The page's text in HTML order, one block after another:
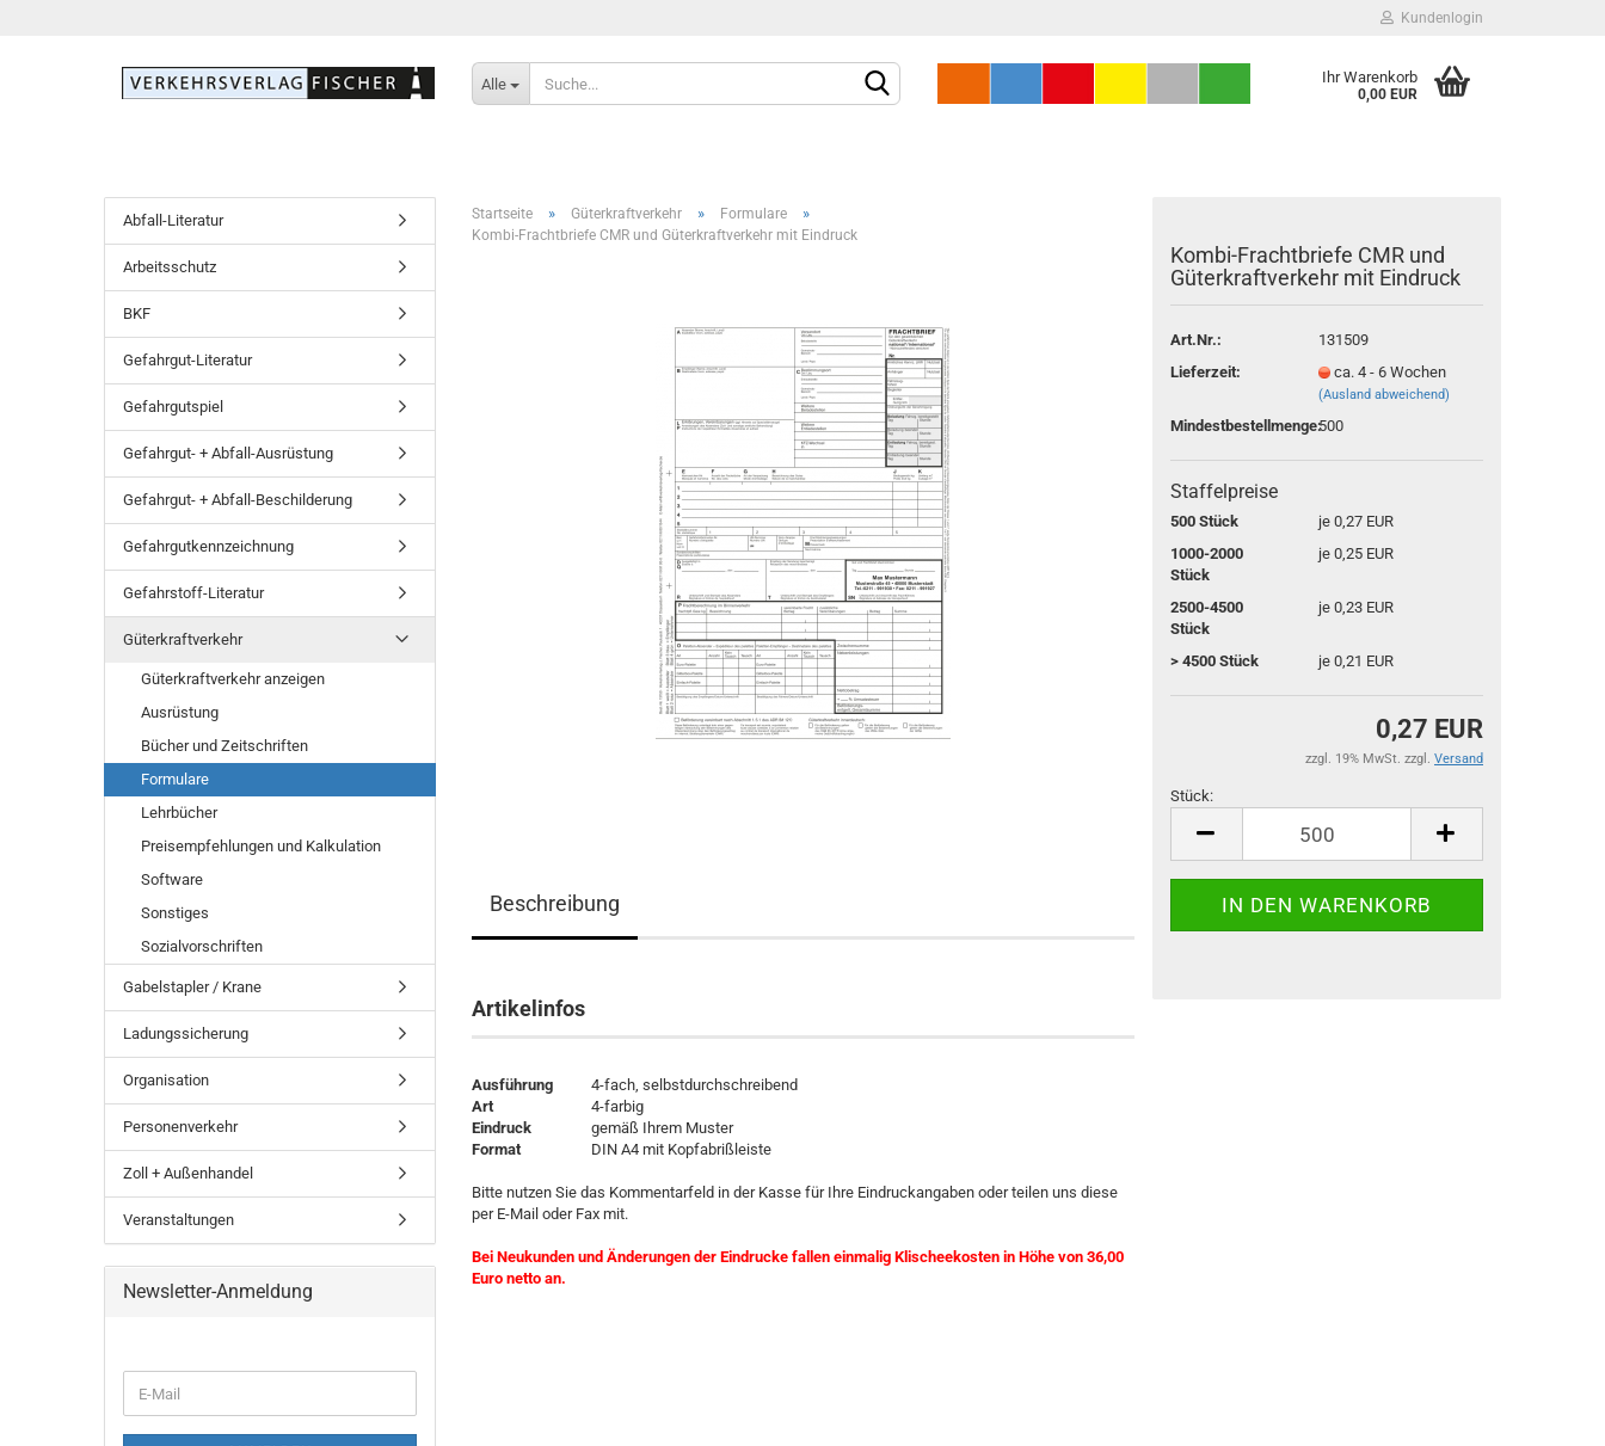
Kundenlogin
Konto erstellen
Passwort vergessen?
Alle Ihr Warenkorb
0,00 EUR
Startseite » Güterkraftverkehr » Formulare »
Kombi-Frachtbriefe CMR und Güterkraftverkehr mit Eindruck
Kombi-Frachtbriefe CMR und
Güterkraftverkehr mit Eindruck
Art.Nr.:
131509
Lieferzeit:
ca. 4 - 6 Wochen
(Ausland abweichend)
Mindestbestellmenge:500
Staffelpreise
500 Stück
je 0,27 EUR
1000-2000
Stück
je 0,25 EUR
2500-4500
Stück
je 0,23 EUR
> 4500 Stück je 0,21 EUR
0,27 EUR
zzgl. 19% MwSt. zzgl. Versand
Stück:
Stück
Beschreibung
Artikelinfos
Ausführung
4-fach, selbstdurchschreibend
Art
4-farbig
Eindruck
gemäß Ihrem Muster
Format
DIN A4 mit Kopfabrißleiste
Bitte nutzen Sie das Kommentarfeld in der Kasse für Ihre Eindruckangaben oder teilen uns diese
per E-Mail oder Fax mit.
Bei Neukunden und Änderungen der Eindrucke fallen einmalig Klischeekosten in Höhe von 36,00
Euro netto an.
Abfall-Literatur
Arbeitsschutz
BKF
Gefahrgut-Literatur
Gefahrgutspiel
Gefahrgut- + Abfall-Ausrüstung
Gefahrgut- + Abfall-Beschilderung
Gefahrgutkennzeichnung
Gefahrstoff-Literatur
Güterkraftverkehr
Güterkraftverkehr anzeigen
Ausrüstung
Bücher und Zeitschriften
Formulare
Lehrbücher
Preisempfehlungen und Kalkulation
Software
Sonstiges
Sozialvorschriften
Gabelstapler / Krane
Ladungssicherung
Organisation
Personenverkehr
Zoll + Außenhandel
Veranstaltungen
Newsletter-Anmeldung